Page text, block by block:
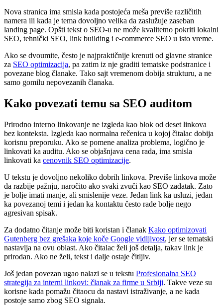
Nova stranica ima smisla kada postojeća meša previše različitih
namera ili kada je tema dovoljno velika da zaslužuje zaseban
landing page. Opšti tekst o SEO-u ne može kvalitetno pokriti lokalni
SEO, tehnički SEO, link building i e-commerce SEO u isto vreme.
Ako se dvoumite, često je najpraktičnije krenuti od glavne stranice
za SEO optimizacija, pa zatim iz nje graditi tematske podstranice i
povezane blog članake. Tako sajt vremenom dobija strukturu, a ne
samo gomilu nepovezanih članaka.
Kako povezati temu sa SEO auditom
Prirodno interno linkovanje ne izgleda kao blok od deset linkova
bez konteksta. Izgleda kao normalna rečenica u kojoj čitalac dobija
korisnu preporuku. Ako se pomene analiza problema, logično je
linkovati ka auditu. Ako se objašnjava cena rada, ima smisla
linkovati ka cenovnik SEO optimizacije.
U tekstu je dovoljno nekoliko dobrih linkova. Previše linkova može
da razbije pažnju, naročito ako svaki zvuči kao SEO zadatak. Zato
je bolje imati manje, ali smislenije veze. Jedan link ka usluzi, jedan
ka povezanoj temi i jedan ka kontaktu često rade bolje nego
agresivan spisak.
Za dodatno čitanje može biti koristan i članak Kako optimizovati
Gutenberg bez grešaka koje koče Google vidljivost, jer se tematski
nastavlja na ovu oblast. Ako čitalac želi još detalja, takav link je
prirodan. Ako ne želi, tekst i dalje ostaje čitljiv.
Još jedan povezan ugao nalazi se u tekstu Profesionalna SEO
strategija za interni linkovi: članak za firme u Srbiji. Takve veze su
korisne kada pomažu čitaocu da nastavi istraživanje, a ne kada
postoje samo zbog SEO signala.